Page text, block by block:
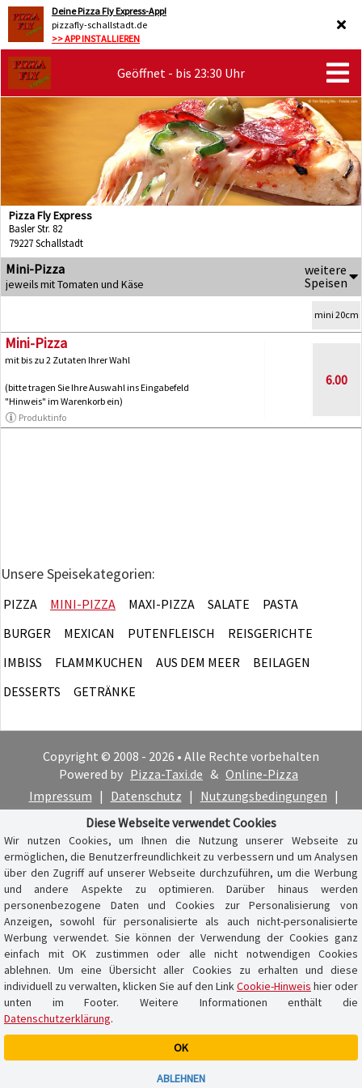
Deine Pizza Fly Express-App!
pizzafly-schallstadt.de
>> APP INSTALLIEREN
Geöffnet - bis 23:30 Uhr
Pizza Fly Express
Basler Str. 82
79227 Schallstadt
Mini-Pizza
jeweils mit Tomaten und Käse
weitere
Speisen
Warenkorb ist leer
mini 20cm
Mini-Pizza
mit bis zu 2 Zutaten Ihrer Wahl
(bitte tragen Sie Ihre Auswahl ins Eingabefeld
"Hinweis" im Warenkorb ein)
Produktinfo
6.00
Unsere Speisekategorien:
PIZZA MINI-PIZZA MAXI-PIZZA SALATE
PASTA
BURGER
MEXICAN PUTENFLEISCH
REISGERICHTE
IMBISS
FLAMMKUCHEN AUS DEM MEER
BEILAGEN
DESSERTS
GETRÄNKE
Copyright © 2008 - 2026 • Alle Rechte vorbehalten
Powered by Pizza-Taxi.de & Online-Pizza
Impressum | Datenschutz | Nutzungsbedingungen |
Cookie-Hinweis
Diese Webseite verwendet Cookies
Wir nutzen Cookies, um Ihnen die Nutzung unserer Webseite zu
ermöglichen, die Benutzerfreundlichkeit zu verbessern und um Analysen
über den Zugriff auf unserer Webseite durchzuführen, um die Werbung
und andere Aspekte zu optimieren. Darüber hinaus werden
personenbezogene Daten und Cookies zur Personalisierung von
Anzeigen, sowohl für personalisierte als auch nicht-personalisierte
Werbung verwendet. Sie können der Verwendung der Cookies ganz
einfach mit OK zustimmen oder alle nicht notwendigen Cookies
ablehnen. Um eine Übersicht aller Cookies zu erhalten und diese
individuell zu verwalten, klicken Sie auf den LinkCookie-Hinweis hier oder
unten im Footer. Weitere Informationen enthält die
Datenschutzerklärung.
OK
ABLEHNEN